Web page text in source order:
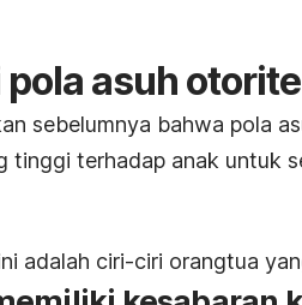
asuh
sebelumnya bahwa pola
tinggi terhadap anak untuk
adalah ciri-ciri orangtua